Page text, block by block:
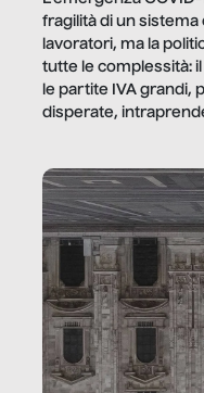
fragilità di un sistema
lavoratori, ma la
tutte le complessità:
le partite IVA grandi,
disperate,